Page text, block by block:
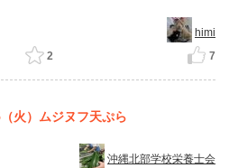
himi
2 7
火）ムジヌフ天ぷら
沖縄北部学校栄養士会